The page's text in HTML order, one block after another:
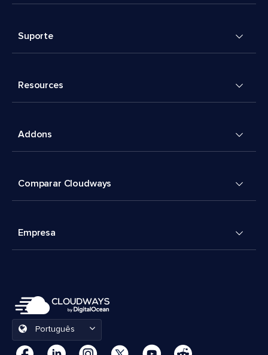
Suporte
Resources
Addons
Comparar Cloudways
Empresa
Português